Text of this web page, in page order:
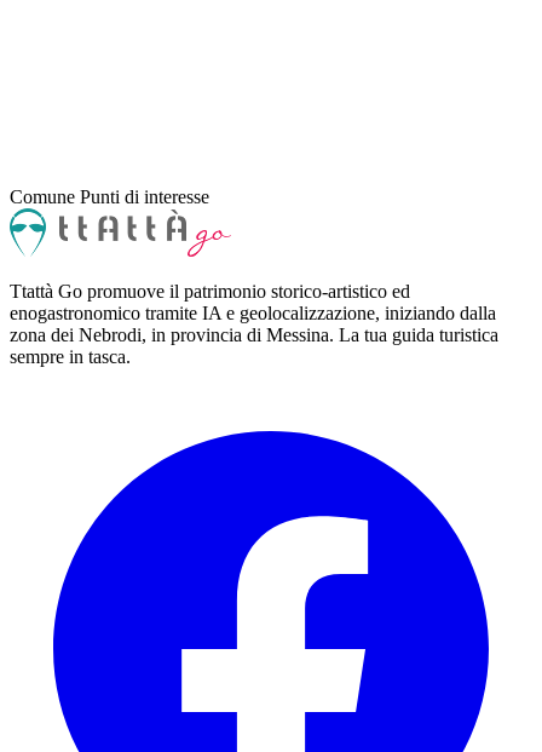
Comune Punti di interesse
Ttattà Go promuove il patrimonio storico-artistico ed
enogastronomico tramite IA e geolocalizzazione, iniziando dalla
zona dei Nebrodi, in provincia di Messina. La tua guida turistica
sempre in tasca.